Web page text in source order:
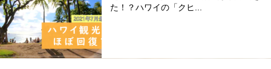
た！？ハワイの「クヒ...